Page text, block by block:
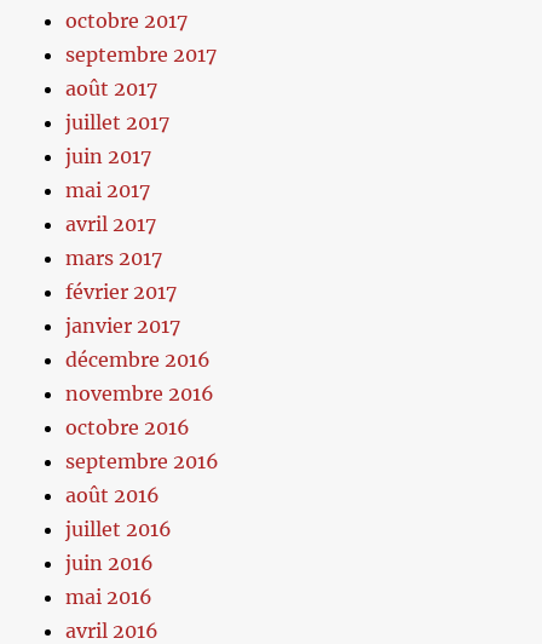
octobre 2017
septembre 2017
août 2017
juillet 2017
juin 2017
mai 2017
avril 2017
mars 2017
février 2017
janvier 2017
décembre 2016
novembre 2016
octobre 2016
septembre 2016
août 2016
juillet 2016
juin 2016
mai 2016
avril 2016